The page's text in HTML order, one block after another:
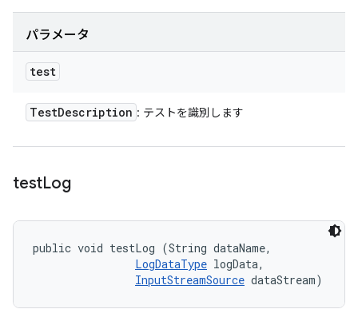
パラメータ
test
TestDescription : テストを識別します
testLog
public void testLog (String dataName,
LogDataType logData,
InputStreamSource dataStream)